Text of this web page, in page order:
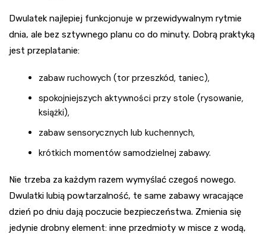
Dwulatek najlepiej funkcjonuje w przewidywalnym rytmie
dnia, ale bez sztywnego planu co do minuty. Dobrą praktyką
jest przeplatanie:
zabaw ruchowych (tor przeszkód, taniec),
spokojniejszych aktywności przy stole (rysowanie,
książki),
zabaw sensorycznych lub kuchennych,
krótkich momentów samodzielnej zabawy.
Nie trzeba za każdym razem wymyślać czegoś nowego.
Dwulatki lubią powtarzalność, te same zabawy wracające
dzień po dniu dają poczucie bezpieczeństwa. Zmienia się
jedynie drobny element: inne przedmioty w misce z wodą,